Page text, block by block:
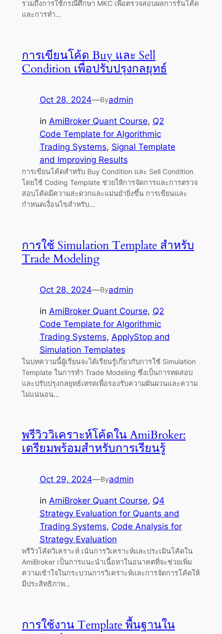
รวมถึงการใช้กรณีศึกษา MKC เพื่อตรวจสอบผลการรันโค้ด
และการทำ…
การเขียนโค้ด Buy และ Sell
Condition เพื่อปรับปรุงกลยุทธ์
Oct 28, 2024—Byadmin
in AmiBroker Quant Course, Q2
Code Template for Algorithmic
Trading Systems, Signal Template
and Improving Results
การเขียนโค้ดสำหรับ Buy Condition และ Sell Condition
โดยใช้ Coding Template ช่วยให้การจัดการและการตรวจ
สอบโค้ดมีความสะดวกและแม่นยำยิ่งขึ้น การเขียนและ
กำหนดเงื่อนไขสำหรับ…
การใช้ Simulation Template สำหรับ
Trade Modeling
Oct 28, 2024—Byadmin
in AmiBroker Quant Course, Q2
Code Template for Algorithmic
Trading Systems, ApplyStop and
Simulation Templates
ในบทความนี้ผู้เรียนจะได้เรียนรู้เกี่ยวกับการใช้ Simulation
Template ในการทำ Trade Modeling ซึ่งเป็นการทดสอบ
และปรับปรุงกลยุทธ์เทรดเพื่อรองรับความผันผวนและความ
ไม่แน่นอน…
พรีวิววิเคราะห์โค้ดใน AmiBroker:
เตรียมพร้อมสำหรับการเรียนรู้
Oct 29, 2024—Byadmin
in AmiBroker Quant Course, Q4
Strategy Evaluation for Quants and
Trading Systems, Code Analysis for
Strategy Evaluation
พรีวิวโค้ดวิเคราะห์ เน้นการวิเคราะห์และประเมินโค้ดใน
AmiBroker เป็นการแนะนำเนื้อหาในอนาคตที่จะช่วยเพิ่ม
ความเข้าใจในกระบวนการวิเคราะห์และการจัดการโค้ดให้
มีประสิทธิภาพ…
การใช้งาน Template พื้นฐานใน